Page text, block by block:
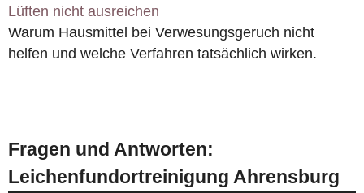
Lüften nicht ausreichen
Warum Hausmittel bei Verwesungsgeruch nicht
helfen und welche Verfahren tatsächlich wirken.
Fragen und Antworten:
Leichenfundortreinigung Ahrensburg